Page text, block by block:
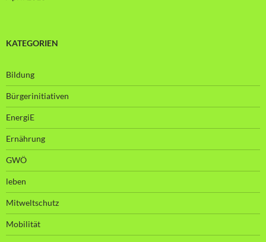
KATEGORIEN
Bildung
Bürgerinitiativen
EnergiE
Ernährung
GWÖ
leben
Mitweltschutz
Mobilität